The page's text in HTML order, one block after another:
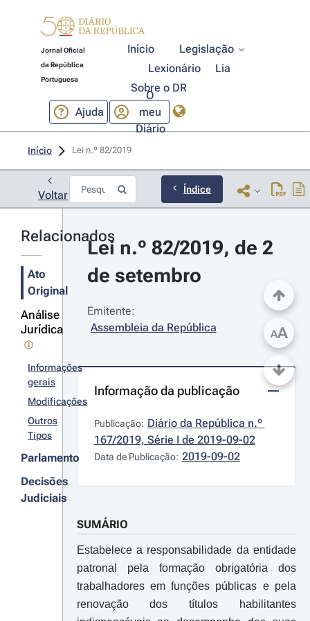
Jornal Oficial
da República
Portuguesa
Início
Legislação
Lexionário
Lia
Sobre o DR
Ajuda
O
meu
Diário
Início Lei n.º 82/2019
Voltar Índice
Relacionados
Ato
Original
Análise
Jurídica
Informações
gerais
Modificações
Outros
Tipos
Parlamento
Decisões
Judiciais
Lei n.º 82/2019, de 2
de setembro
Emitente:
Assembleia da República
Informação da publicação
Publicação: Diário da República n.º
167/2019, Série I de 2019-09-02
Data de Publicação: 2019-09-02
SUMÁRIO
Estabelece a responsabilidade da entidade
patronal pela formação obrigatória dos
trabalhadores em funções públicas e pela
renovação dos títulos habilitantes
AA